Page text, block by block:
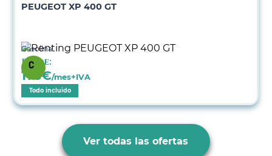
PEUGEOT XP 400 GT
Gasolina
Desde:
173€/mes+IVA
Todo incluido
Ver todas las ofertas